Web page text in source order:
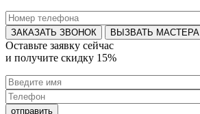
ВЫЗВАТЬ МАСТЕРА
Оставьте заявку сейчас
и получите скидку 15%